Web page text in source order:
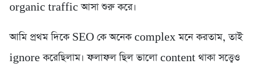
organic traffic আসা শুরু করে।
আমি প্রথম দিকে SEO কে অনেক complex মনে করতাম, তাই
ignore করেছিলাম। ফলাফল ছিল ভালো content থাকা সত্ত্বেও